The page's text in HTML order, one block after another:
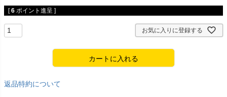
[ 6 ポイント進呈 ]
お気に入りに登録する
カートに入れる
返品特約について